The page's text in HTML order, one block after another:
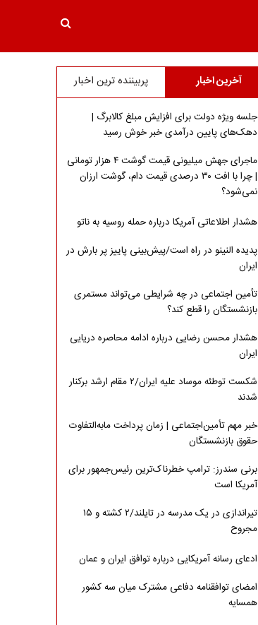
آخرین اخبار پربیننده ترین اخبار
جلسه ویژه دولت برای افزایش مبلغ کالابرگ |
دهک‌های پایین درآمدی خبر خوش رسید
ماجرای جهش میلیونی قیمت گوشت ۴ هزار تومانی
| چرا با افت ۳۰ درصدی قیمت دام، گوشت ارزان
نمی‌شود؟
هشدار اطلاعاتی آمریکا درباره حمله روسیه به ناتو
پدیده النینو در راه است/پیش‌بینی پاییز پر بارش در
ایران
تأمین اجتماعی در چه شرایطی می‌تواند مستمری
بازنشستگان را قطع کند؟
هشدار محسن رضایی درباره ادامه محاصره دریایی
ایران
شکست توطئه موساد علیه ایران/۲ مقام‌ ارشد برکنار
شدند
خبر مهم تأمین‌اجتماعی | زمان پرداخت مابه‌التفاوت
حقوق بازنشستگان
برنی سندرز: ترامپ خطرناک‌ترین رئیس‌جمهور برای
آمریکا است
تیراندازی در یک مدرسه در تایلند/۲ کشته و ۱۵
مجروح
ادعای رسانه آمریکایی درباره توافق ایران و عمان
امضای توافقنامه دفاعی مشترک میان سه کشور
همسایه